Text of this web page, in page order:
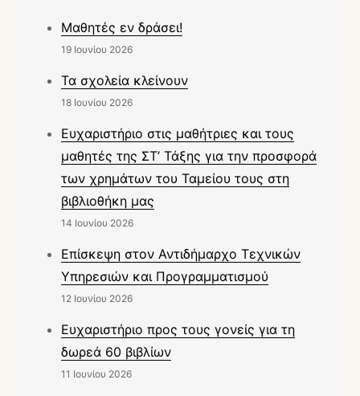
Μαθητές εν δράσει!
19 Ιουνίου 2026
Τα σχολεία κλείνουν
18 Ιουνίου 2026
Ευχαριστήριο στις μαθήτριες και τους
μαθητές της ΣΤ’ Τάξης για την προσφορά
των χρημάτων του Ταμείου τους στη
βιβλιοθήκη μας
14 Ιουνίου 2026
Επίσκεψη στον Αντιδήμαρχο Τεχνικών
Υπηρεσιών και Προγραμματισμού
12 Ιουνίου 2026
Ευχαριστήριο προς τους γονείς για τη
δωρεά 60 βιβλίων
11 Ιουνίου 2026